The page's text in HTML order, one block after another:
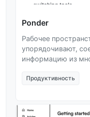
Ponder
Рабочее
упорядочивают,
информацию из
Продуктивность